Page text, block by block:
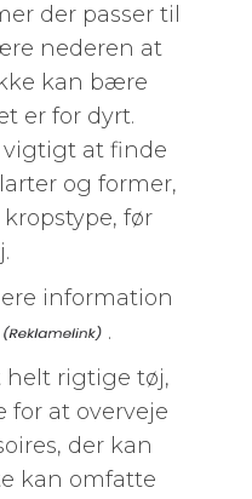
der passer til
nederen at
kan bære
er for dyrt.
vigtigt at finde
og former,
før
information
.
rigtige tøj,
for at overveje
der kan
kan omfatte